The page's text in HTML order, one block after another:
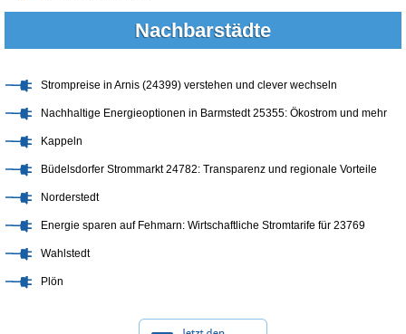
Nachbarstädte
Strompreise in Arnis (24399) verstehen und clever wechseln
Nachhaltige Energieoptionen in Barmstedt 25355: Ökostrom und mehr
Kappeln
Büdelsdorfer Strommarkt 24782: Transparenz und regionale Vorteile
Norderstedt
Energie sparen auf Fehmarn: Wirtschaftliche Stromtarife für 23769
Wahlstedt
Plön